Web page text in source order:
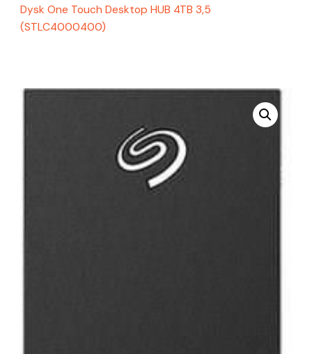
Dysk One Touch Desktop HUB 4TB 3,5
(STLC4000400)